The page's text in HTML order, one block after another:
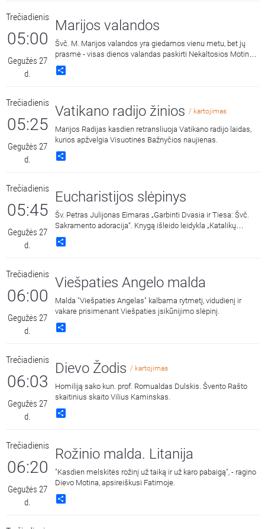
Trečiadienis
05:00
Gegužės 27
d.
Marijos valandos
Švč. M. Marijos valandos yra giedamos vienu metu, bet jų
prasmė - visas dienos valandas paskirti Nekaltosios Motinos
šlovei.
Trečiadienis
05:25
Gegužės 27
d.
Vatikano radijo žinios / kartojimas
Marijos Radijas kasdien retransliuoja Vatikano radijo laidas,
kurios apžvelgia Visuotinės Bažnyčios naujienas.
Trečiadienis
05:45
Gegužės 27
d.
Eucharistijos slėpinys
Šv. Petras Julijonas Eimaras „Garbinti Dvasia ir Tiesa: Švč.
Sakramento adoracija“. Knygą išleido leidykla „Katalikų
pasaulio leidiniai“ 2018 metais. Skaito Vilius Kaminskas.
Trečiadienis
06:00
Gegužės 27
d.
Viešpaties Angelo malda
Malda "Viešpaties Angelas" kalbama rytmetį, vidudienį ir
vakare prisimenant Viešpaties įsikūnijimo slėpinį.
Trečiadienis
06:03
Gegužės 27
d.
Dievo Žodis / kartojimas
Homiliją sako kun. prof. Romualdas Dulskis. Švento Rašto
skaitinius skaito Vilius Kaminskas.
Trečiadienis
06:20
Gegužės 27
d.
Rožinio malda. Litanija
"Kasdien melskitės rožinį už taiką ir už karo pabaigą", - ragino
Dievo Motina, apsireiškusi Fatimoje.